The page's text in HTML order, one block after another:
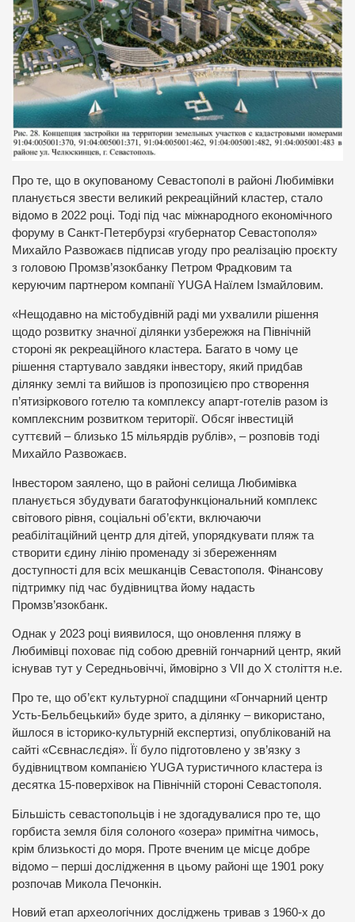
Про те, що в окупованому Севастополі в районі Любимівки
планується звести великий рекреаційний кластер, стало
відомо в 2022 році. Тоді під час міжнародного економічного
форуму в Санкт-Петербурзі «губернатор Севастополя»
Михайло Развожаєв підписав угоду про реалізацію проєкту
з головою Промзв’язокбанку Петром Фрадковим та
керуючим партнером компанії YUGA Наїлем Ізмайловим.
«Нещодавно на містобудівній раді ми ухвалили рішення
щодо розвитку значної ділянки узбережжя на Північній
стороні як рекреаційного кластера. Багато в чому це
рішення стартувало завдяки інвестору, який придбав
ділянку землі та вийшов із пропозицією про створення
п’ятизіркового готелю та комплексу апарт-готелів разом із
комплексним розвитком території. Обсяг інвестицій
суттєвий – близько 15 мільярдів рублів», – розповів тоді
Михайло Развожаєв.
Інвестором заялено, що в районі селища Любимівка
планується збудувати багатофункціональний комплекс
світового рівня, соціальні об’єкти, включаючи
реабілітаційний центр для дітей, упорядкувати пляж та
створити єдину лінію променаду зі збереженням
доступності для всіх мешканців Севастополя. Фінансову
підтримку під час будівництва йому надасть
Промзв’язокбанк.
Однак у 2023 році виявилося, що оновлення пляжу в
Любимівці поховає під собою древній гончарний центр, який
існував тут у Середньовіччі, ймовірно з VII до X століття н.е.
Про те, що об’єкт культурної спадщини «Гончарний центр
Усть-Бельбецький» буде зрито, а ділянку – використано,
йшлося в історико-культурній експертизі, опублікованій на
сайті «Сєвнаслєдія». Її було підготовлено ​​у зв’язку з
будівництвом компанією YUGA туристичного кластера із
десятка 15-поверхівок на Північній стороні Севастополя.
Більшість севастопольців і не здогадувалися про те, що
горбиста земля біля солоного «озера» примітна чимось,
крім близькості до моря. Проте вченим це місце добре
відомо – перші дослідження в цьому районі ще 1901 року
розпочав Микола Печонкін.
Новий етап археологічних досліджень тривав з 1960-х до